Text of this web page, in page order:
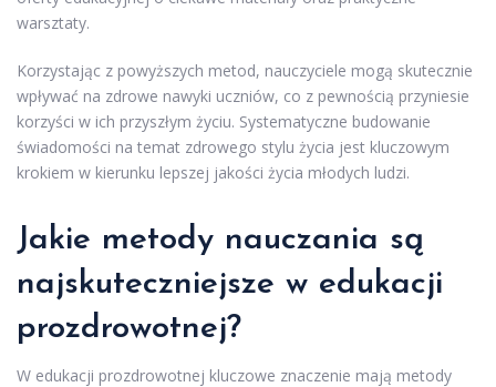
warsztaty.
Korzystając z powyższych metod, nauczyciele mogą skutecznie
wpływać na zdrowe nawyki uczniów, co z pewnością przyniesie
korzyści w ich przyszłym życiu. Systematyczne budowanie
świadomości na temat zdrowego stylu życia jest kluczowym
krokiem w kierunku lepszej jakości życia młodych ludzi.
Jakie metody nauczania są
najskuteczniejsze w edukacji
prozdrowotnej?
W edukacji prozdrowotnej kluczowe znaczenie mają metody